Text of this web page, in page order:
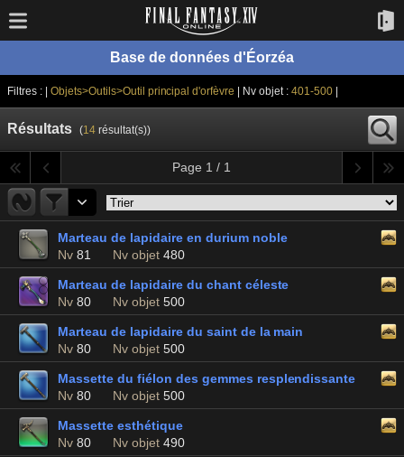
Base de données d'Éorzéa
Filtres : | Objets>Outils>Outil principal d'orfèvre | Nv objet :401-500|
Résultats (14résultat(s))
Page 1 / 1
Marteau de lapidaire en durium noble
Nv 81 Nv objet 480
Marteau de lapidaire du chant céleste
Nv 80 Nv objet 500
Marteau de lapidaire du saint de la main
Nv 80 Nv objet 500
Massette du fiélon des gemmes resplendissante
Nv 80 Nv objet 500
Massette esthétique
Nv 80 Nv objet 490